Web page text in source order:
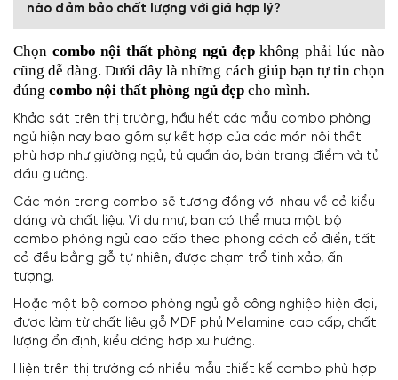
nào đảm bảo chất lượng với giá hợp lý?
Chọn combo nội thất phòng ngủ đẹpkhông phải lúc nào
cũng dễ dàng. Dưới đây là những cách giúp bạn tự tin chọn
đúng combo nội thất phòng ngủ đẹp cho mình.
Khảo sát trên thị trường, hầu hết các mẫu combo phòng
ngủ hiện nay bao gồm sự kết hợp của các món nội thất
phù hợp như giường ngủ, tủ quần áo, bàn trang điểm và tủ
đầu giường.
Các món trong combo sẽ tương đồng với nhau về cả kiểu
dáng và chất liệu. Ví dụ như, bạn có thể mua một bộ
combo phòng ngủ cao cấp theo phong cách cổ điển, tất
cả đều bằng gỗ tự nhiên, được chạm trổ tinh xảo, ấn
tượng.
Hoặc một bộ combo phòng ngủ gỗ công nghiệp hiện đại,
được làm từ chất liệu gỗ MDF phủ Melamine cao cấp, chất
lượng ổn định, kiểu dáng hợp xu hướng.
Hiện trên thị trường có nhiều mẫu thiết kế combo phù hợp